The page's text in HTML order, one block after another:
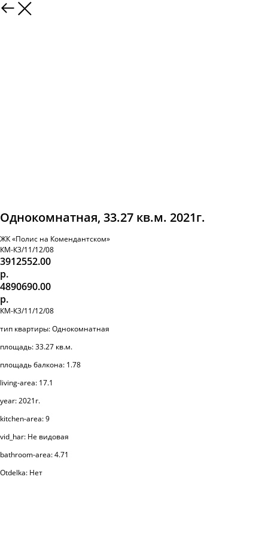
Однокомнатная, 33.27 кв.м. 2021г.
ЖК «Полис на Комендантском»
КМ-К3/11/12/08
3912552.00
р.
4890690.00
р.
КМ-К3/11/12/08
тип квартиры: Однокомнатная
площадь: 33.27 кв.м.
площадь балкона: 1.78
living-area: 17.1
year: 2021г.
kitchen-area: 9
vid_har: Не видовая
bathroom-area: 4.71
Otdelka: Нет